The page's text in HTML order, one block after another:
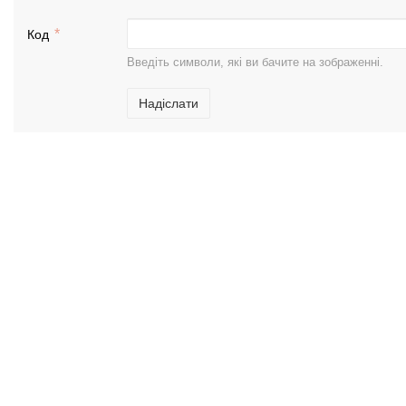
Код
Введіть символи, які ви бачите на зображенні.
Надіслати